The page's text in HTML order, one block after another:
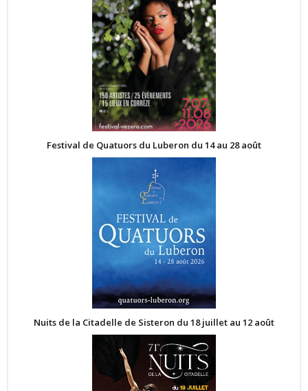
Festival de Quatuors du Luberon du 14 au 28 août
Nuits de la Citadelle de Sisteron du 18 juillet au 12 août